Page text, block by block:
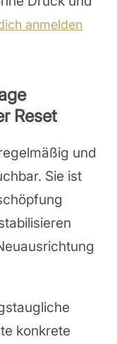
anmelden
Reset
und
Sie ist
konkrete